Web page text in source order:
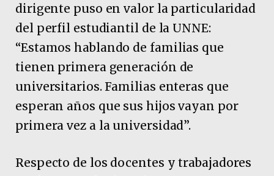
dirigente puso en valor la particularidad
del perfil estudiantil de la UNNE:
“Estamos hablando de familias que
tienen primera generación de
universitarios. Familias enteras que
esperan años que sus hijos vayan por
primera vez a la universidad”.
Respecto de los docentes y trabajadores